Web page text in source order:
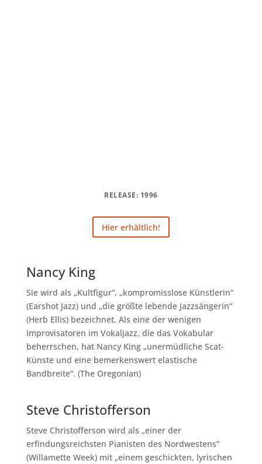
RELEASE: 1996
Hier erhältlich!
Nancy King
Sie wird als „Kultfigur“, „kompromisslose Künstlerin“
(Earshot Jazz) und „die größte lebende Jazzsängerin“
(Herb Ellis) bezeichnet. Als eine der wenigen
Improvisatoren im Vokaljazz, die das Vokabular
beherrschen, hat Nancy King „unermüdliche Scat-
Künste und eine bemerkenswert elastische
Bandbreite“. (The Oregonian)
Steve Christofferson
Steve Christofferson wird als „einer der
erfindungsreichsten Pianisten des Nordwestens“
(Willamette Week) mit „einem geschickten, lyrischen